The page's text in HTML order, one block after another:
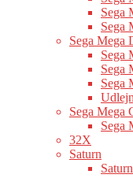
Sega
Sega
Sega Mega
Sega
Sega
Sega
Sega Mega
Sega
32X
Saturn